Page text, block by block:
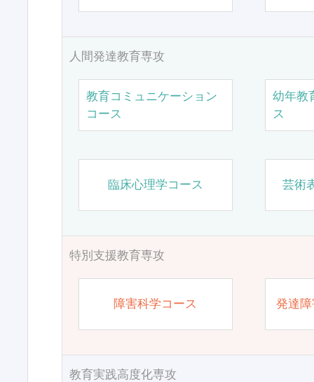
人間発達教育専攻
教育コミュニケーション
コース
幼年教
ス
臨床心理学コース 芸術
特別支援教育専攻
障害科学コース 発達
教育実践高度化専攻